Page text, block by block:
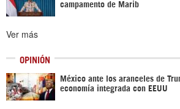
campamento de Marib
Ver más
OPINIÓN
México ante los aranceles de
economía integrada con EEUU